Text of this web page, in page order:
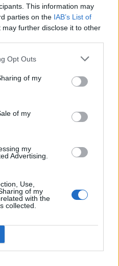
This information may
parties on the IAB’s List of
may further disclose it to other
Opt Outs
of my
of my
my
Advertising.
Use,
of my
with the
collected.
e sigurise ,
Sibela
Cërrik, digjen 2 hektarë
tokë dhe rreth 250 rrënjë
ullinj